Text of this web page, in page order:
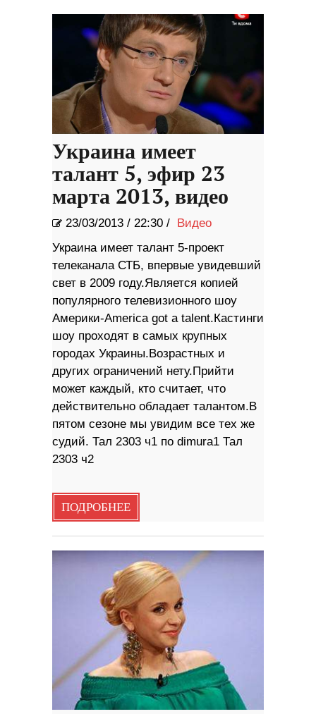
Украина имеет
талант 5, эфир 23
марта 2013, видео
23/03/2013 / 22:30 /
Видео
Украина имеет талант 5-проект
телеканала СТБ, впервые увидевший
свет в 2009 году.Является копией
популярного телевизионного шоу
Америки-America got a talent.Кастинги
шоу проходят в самых крупных
городах Украины.Возрастных и
других ограничений нету.Прийти
может каждый, кто считает, что
действительно обладает талантом.В
пятом сезоне мы увидим все тех же
судий. Тал 2303 ч1 по dimura1 Тал
2303 ч2
ПОДРОБНЕЕ